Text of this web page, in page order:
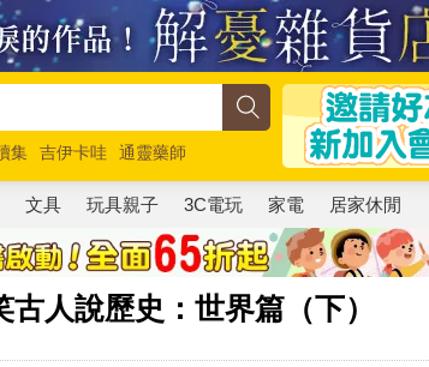
集 吉伊卡哇
通靈藥師
5 超慢跑
文具 玩具親子 3C電玩 家電 居家休閒
古人說歷史：世界篇（下）